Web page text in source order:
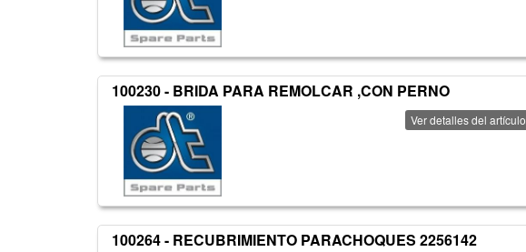
100230 - BRIDA PARA REMOLCAR ,CON PERNO
Ver detalles del artículo
100264 - RECUBRIMIENTO PARACHOQUES 2256142